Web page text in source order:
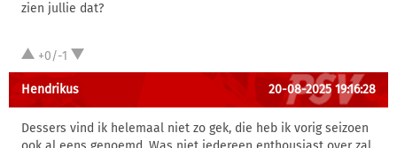
zien jullie dat?
+0/-1
Hendrikus 20-08-2025 19:16:28
Dessers vind ik helemaal niet zo gek, die heb ik vorig seizoen